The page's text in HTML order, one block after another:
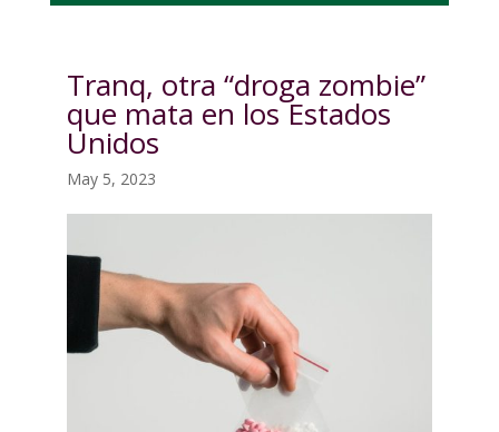
Tranq, otra “droga zombie”
que mata en los Estados
Unidos
May 5, 2023